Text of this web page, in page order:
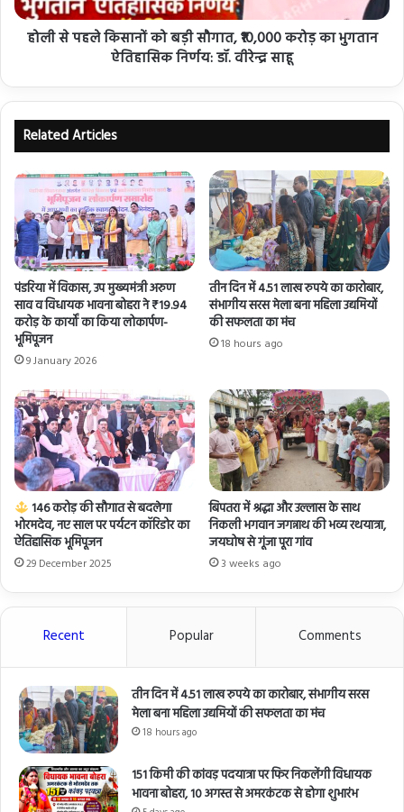
होली से पहले किसानों को बड़ी सौगात, ₹10,000 करोड़ का भुगतान
ऐतिहासिक निर्णय: डॉ. वीरेन्द्र साहू
Related Articles
पंडरिया में विकास, उप मुख्यमंत्री अरुण
साव व विधायक भावना बोहरा ने ₹19.94
करोड़ के कार्यों का किया लोकार्पण-
भूमिपूजन
9 January 2026
तीन दिन में 4.51 लाख रुपये का कारोबार,
संभागीय सरस मेला बना महिला उद्यमियों
की सफलता का मंच
18 hours ago
146 करोड़ की सौगात से बदलेगा
भोरमदेव, नए साल पर पर्यटन कॉरिडोर का
ऐतिहासिक भूमिपूजन
29 December 2025
बिपतरा में श्रद्धा और उल्लास के साथ
निकली भगवान जगन्नाथ की भव्य रथयात्रा,
जयघोष से गूंजा पूरा गांव
3 weeks ago
Recent Popular Comments
तीन दिन में 4.51 लाख रुपये का कारोबार, संभागीय सरस
मेला बना महिला उद्यमियों की सफलता का मंच
18 hours ago
151 किमी की कांवड़ पदयात्रा पर फिर निकलेंगी विधायक
भावना बोहरा, 10 अगस्त से अमरकंटक से होगा शुभारंभ